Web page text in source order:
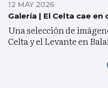
12 MAY 2026
Galería | El Celta cae
Una selección de
Celta y el Levante en